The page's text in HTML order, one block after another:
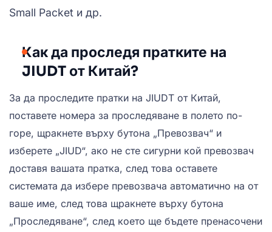
Small Packet и др.
Как да проследя пратките на
JIUDT от Китай?
За да проследите пратки на JIUDT от Китай,
поставете номера за проследяване в полето по-
горе, щракнете върху бутона „Превозвач“ и
изберете „JIUD“, ако не сте сигурни кой превозвач
доставя вашата пратка, след това оставете
системата да избере превозвача автоматично на от
ваше име, след това щракнете върху бутона
„Проследяване“, след което ще бъдете пренасочени